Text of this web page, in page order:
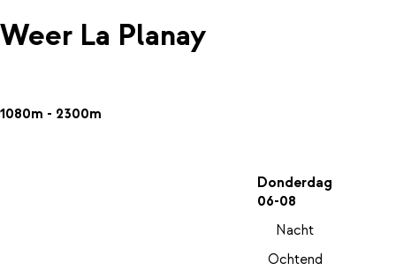
Weer La Planay
1080m - 2300m
Donderdag
06-08
Nacht
Ochtend